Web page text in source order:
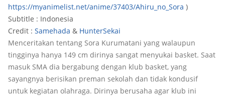
https://myanimelist.net/anime/37403/Ahiru_no_Sora )
Subtitle : Indonesia
Credit : Samehada & HunterSekai
Menceritakan tentang Sora Kurumatani yang walaupun
tingginya hanya 149 cm dirinya sangat menyukai basket. Saat
masuk SMA dia bergabung dengan klub basket, yang
sayangnya berisikan preman sekolah dan tidak kondusif
untuk kegiatan olahraga. Dirinya berusaha agar klub ini